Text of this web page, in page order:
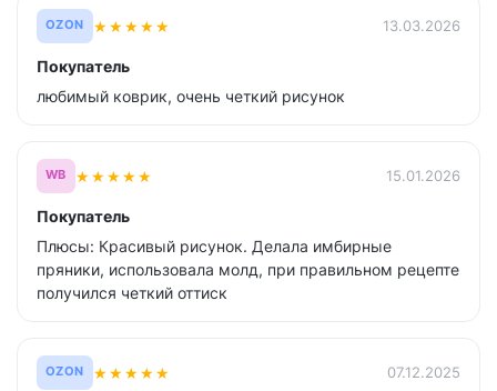
OZON ★★★★★ 13.03.2026
Покупатель
любимый коврик, очень четкий рисунок
WB ★★★★★ 15.01.2026
Покупатель
Плюсы: Красивый рисунок. Делала имбирные
пряники, использовала молд, при правильном рецепте
получился четкий оттиск
OZON ★★★★★ 07.12.2025